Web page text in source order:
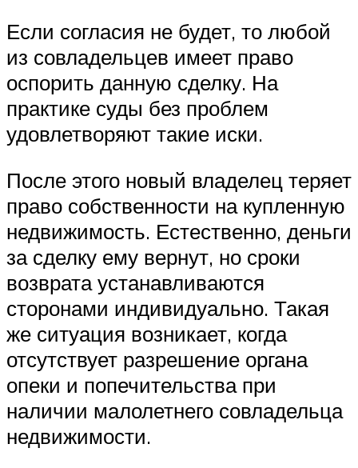
Если согласия не будет, то любой
из совладельцев имеет право
оспорить данную сделку. На
практике суды без проблем
удовлетворяют такие иски.
После этого новый владелец теряет
право собственности на купленную
недвижимость. Естественно, деньги
за сделку ему вернут, но сроки
возврата устанавливаются
сторонами индивидуально. Такая
же ситуация возникает, когда
отсутствует разрешение органа
опеки и попечительства при
наличии малолетнего совладельца
недвижимости.